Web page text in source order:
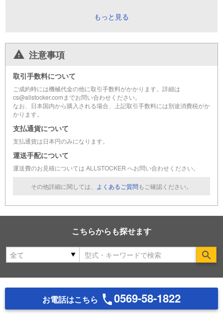
もっと見る
注意事項
取引手数料について
ご成約時には機械代金の他に取引手数料がかかります。詳細は
cs@allstocker.comまでお問い合わせください。
なお、日本国内から購入される場合、上記取引手数料には別途消費税がか
かります。
支払通貨について
支払通貨は日本円のみになります。
運送手配について
運送費のお見積については ALLSTOCKER へお問い合わせください。
その他詳細に関しては、 よくあるご質問もご確認ください。
こちらからも探せます
お電話はこちら 0569-58-1822